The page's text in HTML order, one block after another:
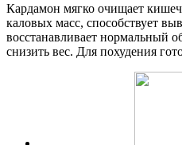
Кардамон мягко очищает
каловых масс, способствует
восстанавливает нормальный
снизить вес. Для похудения